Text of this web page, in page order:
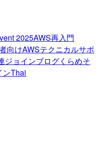
2025AWS再入門
向けAWSテクニカルサポ
ジョインブログくらめそ
ンThai